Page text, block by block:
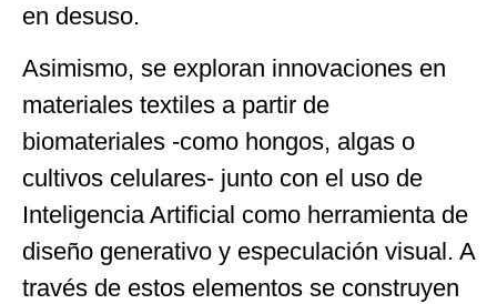
en desuso.
Asimismo, se exploran innovaciones en
materiales textiles a partir de
biomateriales -como hongos, algas o
cultivos celulares- junto con el uso de
Inteligencia Artificial como herramienta de
diseño generativo y especulación visual. A
través de estos elementos se construyen